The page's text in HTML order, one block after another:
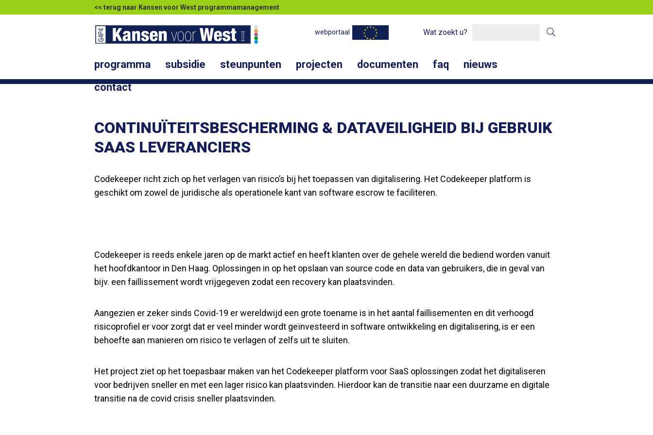
<< terug naar Kansen voor West programmamanagement
Wat zoekt u?
webportaal
programma subsidie steunpunten projecten documenten faq
nieuws
contact
CONTINUÏTEITSBESCHERMING & DATAVEILIGHEID BIJ GEBRUIK
SAAS LEVERANCIERS
Codekeeper richt zich op het verlagen van risico’s bij het toepassen van digitalisering. Het Codekeeper platform is
geschikt om zowel de juridische als operationele kant van software escrow te faciliteren.
Codekeeper is reeds enkele jaren op de markt actief en heeft klanten over de gehele wereld die bediend worden vanuit
het hoofdkantoor in Den Haag. Oplossingen in op het opslaan van source code en data van gebruikers, die in geval van
bijv. een faillissement wordt vrijgegeven zodat een recovery kan plaatsvinden.
Aangezien er zeker sinds Covid-19 er wereldwijd een grote toename is in het aantal faillisementen en dit verhoogd
risicoprofiel er voor zorgt dat er veel minder wordt geïnvesteerd in software ontwikkeling en digitalisering, is er een
behoefte aan manieren om risico te verlagen of zelfs uit te sluiten.
Het project ziet op het toepasbaar maken van het Codekeeper platform voor SaaS oplossingen zodat het digitaliseren
voor bedrijven sneller en met een lager risico kan plaatsvinden. Hierdoor kan de transitie naar een duurzame en digitale
transitie na de covid crisis sneller plaatsvinden.